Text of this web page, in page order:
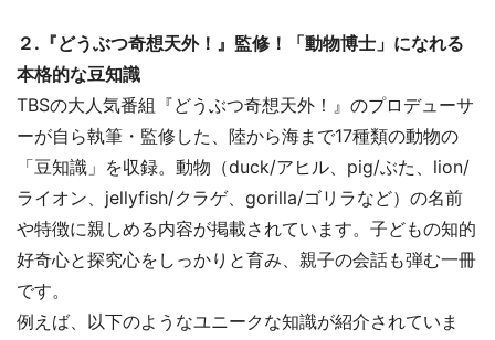
２.『どうぶつ奇想天外！』監修！「動物博士」になれる
本格的な豆知識
TBSの大人気番組『どうぶつ奇想天外！』のプロデューサ
ーが自ら執筆・監修した、陸から海まで17種類の動物の
「豆知識」を収録。動物（duck/アヒル、pig/ぶた、lion/
ライオン、jellyfish/クラゲ、gorilla/ゴリラなど）の名前
や特徴に親しめる内容が掲載されています。子どもの知的
好奇心と探究心をしっかりと育み、親子の会話も弾む一冊
です。
例えば、以下のようなユニークな知識が紹介されていま